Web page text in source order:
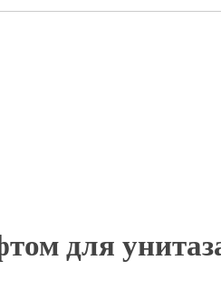
для